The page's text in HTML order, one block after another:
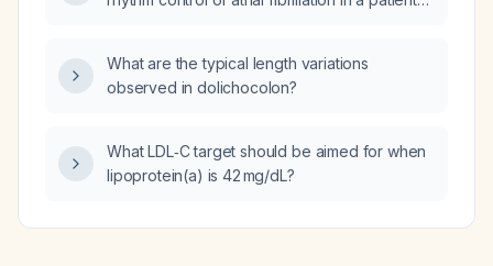
this setting?
What are the typical length variations
observed in dolichocolon?
What LDL‑C target should be aimed for when
lipoprotein(a) is 42 mg/dL?